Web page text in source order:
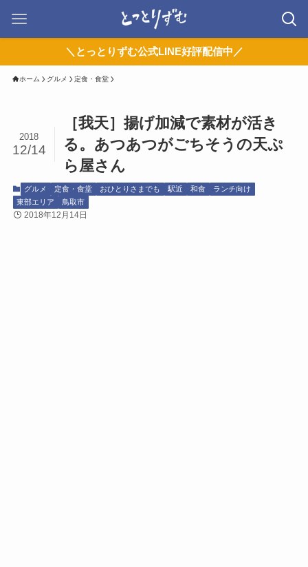
＼とっとりずむ公式LINE好評配信中／
ホーム グルメ 定食・食堂
［我天］揚げ加減で素材が活き
る。あつあつがごちそうの天ぷ
ら屋さん
2018
12/14
グルメ 定食・食堂 おひとりさまでも 駅近 和食
ランチ向け
東部エリア
鳥取市
2018年12月14日